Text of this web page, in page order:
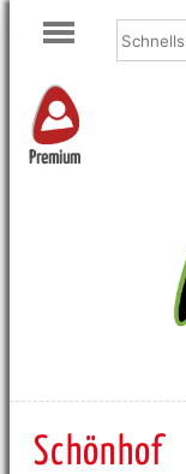
Premium
Schönhof